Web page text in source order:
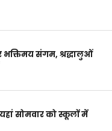
भक्तिमय संगम, श्रद्धालुओं
यहां सोमवार को स्कूलों में